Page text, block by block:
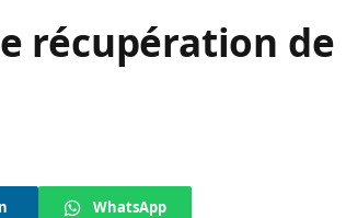
récupération de
WhatsApp